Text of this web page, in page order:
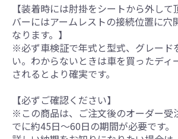
【装着時には肘掛をシートから外し
バーにはアームレストの接続位置に穴
なります。】
※必ず車検証で年式と型式、グレード
い。わからないときは車を買ったディ
されるとより確実です。
【必ずご確認ください】
※この商品は、ご注文後のオーダー受
でに約45日～60日の期間が必要です。